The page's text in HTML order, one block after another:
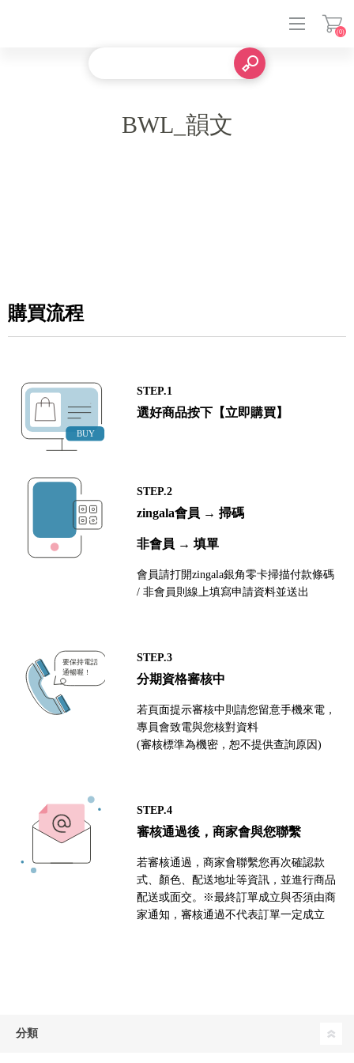
(0)
BWL_韻文
購買流程
STEP.1
選好商品按下【立即購買】
STEP.2
zingala會員 → 掃碼
非會員 → 填單
會員請打開zingala銀角零卡掃描付款條碼
/ 非會員則線上填寫申請資料並送出
STEP.3
分期資格審核中
若頁面提示審核中則請您留意手機來電，
專員會致電與您核對資料
(審核標準為機密，恕不提供查詢原因)
STEP.4
審核通過後，商家會與您聯繫
若審核通過，商家會聯繫您再次確認款
式、顏色、配送地址等資訊，並進行商品
配送或面交。※最終訂單成立與否須由商
家通知，審核通過不代表訂單一定成立
分類